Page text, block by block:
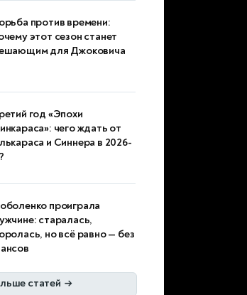
против времени:
этот сезон станет
для Джоковича
год «Эпохи
чего ждать от
и Синнера в 2026-
проиграла
старалась,
но всё равно — без
статей →